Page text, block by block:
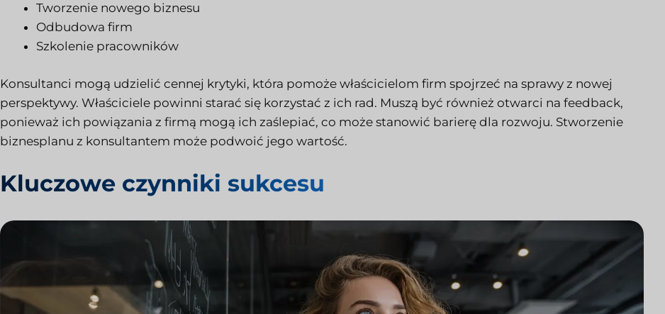
Tworzenie nowego biznesu
Odbudowa firm
Szkolenie pracowników
Konsultanci mogą udzielić cennej krytyki, która pomoże właścicielom firm spojrzeć na sprawy z nowej
perspektywy. Właściciele powinni starać się korzystać z ich rad. Muszą być również otwarci na feedback,
ponieważ ich powiązania z firmą mogą ich zaślepiać, co może stanowić barierę dla rozwoju. Stworzenie
biznesplanu z konsultantem może podwoić jego wartość.
Kluczowe czynniki sukcesu